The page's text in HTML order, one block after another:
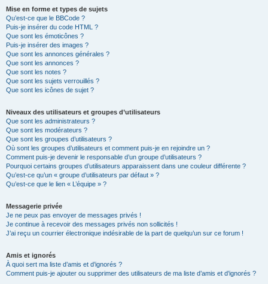
Mise en forme et types de sujets
Qu’est-ce que le BBCode ?
Puis-je insérer du code HTML ?
Que sont les émoticônes ?
Puis-je insérer des images ?
Que sont les annonces générales ?
Que sont les annonces ?
Que sont les notes ?
Que sont les sujets verrouillés ?
Que sont les icônes de sujet ?
Niveaux des utilisateurs et groupes d’utilisateurs
Que sont les administrateurs ?
Que sont les modérateurs ?
Que sont les groupes d’utilisateurs ?
Où sont les groupes d’utilisateurs et comment puis-je en rejoindre un ?
Comment puis-je devenir le responsable d’un groupe d’utilisateurs ?
Pourquoi certains groupes d’utilisateurs apparaissent dans une couleur différente ?
Qu’est-ce qu’un « groupe d’utilisateurs par défaut » ?
Qu’est-ce que le lien « L’équipe » ?
Messagerie privée
Je ne peux pas envoyer de messages privés !
Je continue à recevoir des messages privés non sollicités !
J’ai reçu un courrier électronique indésirable de la part de quelqu’un sur ce forum !
Amis et ignorés
À quoi sert ma liste d’amis et d’ignorés ?
Comment puis-je ajouter ou supprimer des utilisateurs de ma liste d’amis et d’ignorés ?